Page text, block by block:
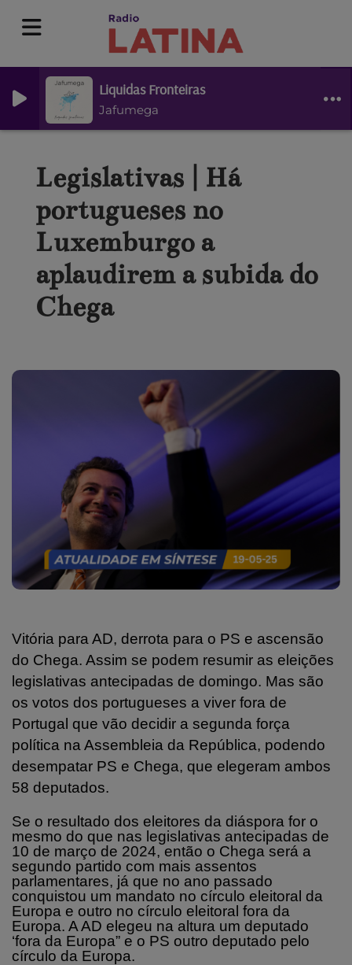
Liquidas Fronteiras
Jafumega
Legislativas | Há
portugueses no
Luxemburgo a
aplaudirem a subida do
Chega
Vitória para AD, derrota para o PS e ascensão
do Chega. Assim se podem resumir as eleições
legislativas antecipadas de domingo. Mas são
os votos dos portugueses a viver fora de
Portugal que vão decidir a segunda força
política na Assembleia da República, podendo
desempatar PS e Chega, que elegeram ambos
58 deputados.
Se o resultado dos eleitores da diáspora for o
mesmo do que nas legislativas antecipadas de
10 de março de 2024, então o Chega será a
segundo partido com mais assentos
parlamentares, já que no ano passado
conquistou um mandato no círculo eleitoral da
Europa e outro no círculo eleitoral fora da
Europa. A AD elegeu na altura um deputado
‘fora da Europa” e o PS outro deputado pelo
círculo da Europa.